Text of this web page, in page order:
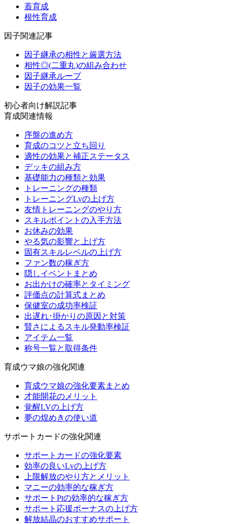
蓋育成
根性育成
因子関連記事
因子継承の相性と厳選方法
相性◎(二重丸)の組み合わせ
因子継承ループ
因子の効果一覧
初心者向け解説記事
育成関連情報
序盤の進め方
育成のコツと立ち回り
適性の効果と補正ステータス
デッキの組み方
基礎能力の種類と効果
トレーニングの種類
トレーニングLvの上げ方
友情トレーニングのやり方
スキルポイントの入手方法
お休みの効果
やる気の影響と上げ方
固有スキルレベルの上げ方
ファン数の稼ぎ方
隠しイベントまとめ
お出かけの確率とタイミング
評価点の計算式まとめ
保健室の成功率検証
出遅れ･掛かりの原因と対策
賢さによるスキル発動率検証
アイテム一覧
称号一覧と取得条件
育成ウマ娘の強化関連
育成ウマ娘の強化要素まとめ
才能開花のメリット
覚醒LVの上げ方
夢の煌めきの使い道
サポートカードの強化関連
サポートカードの強化要素
効率の良いLvの上げ方
上限解放のやり方とメリット
マニーの効率的な稼ぎ方
サポートPtの効率的な稼ぎ方
サポート応援ボーナスの上げ方
解放結晶のおすすめサポート